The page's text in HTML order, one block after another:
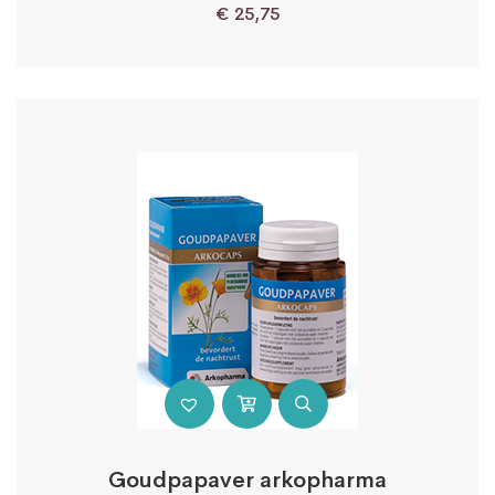
€ 25,75
Goudpapaver arkopharma